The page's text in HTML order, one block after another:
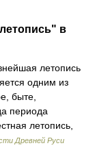
в
летопись
одним из
быте,
периода
летопись,
Древней Руси